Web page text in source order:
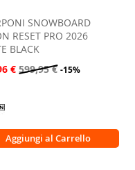
SNOWBOARD
RESET PRO 2026
BLACK
€ 599,95 € -15%
Aggiungi al Carrello